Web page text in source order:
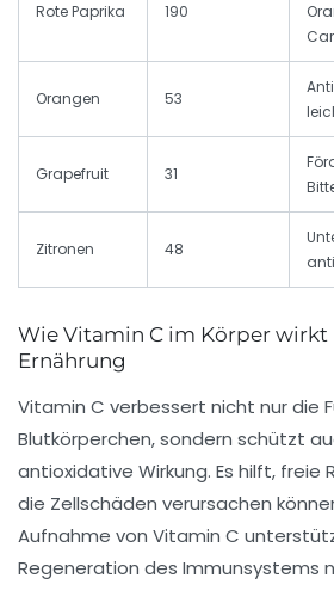
Rote Paprika 190
Orangen 53
Grapefruit 31
Zitronen 48
Wie Vitamin C im Körper wirkt
Ernährung
Vitamin C verbessert nicht nur die
Blutkörperchen, sondern schützt
antioxidative Wirkung. Es hilft, freie
die Zellschäden verursachen
Aufnahme von Vitamin C
Regeneration des Immunsystems